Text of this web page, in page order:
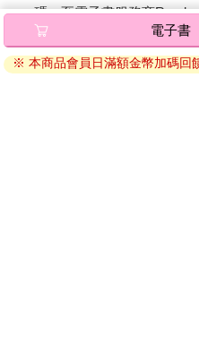
碼』至電子書服務商
退換貨須知：
因版權保護，您在金石堂所